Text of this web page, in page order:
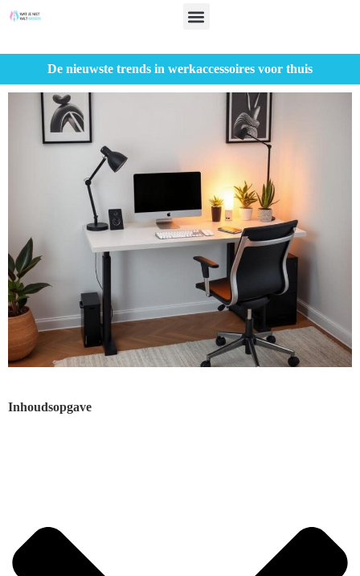
De nieuwste trends in werkaccessoires voor thuis
Inhoudsopgave